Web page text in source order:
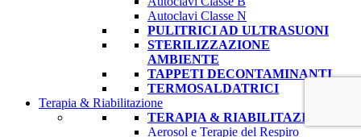
Autoclavi Classe N
PULITRICI AD ULTRASUONI
STERILIZZAZIONE
AMBIENTE
TAPPETI DECONTAMINANTI
TERMOSALDATRICI
Terapia & Riabilitazione
TERAPIA & RIABILITAZIONE
Aerosol e Terapie del Respiro